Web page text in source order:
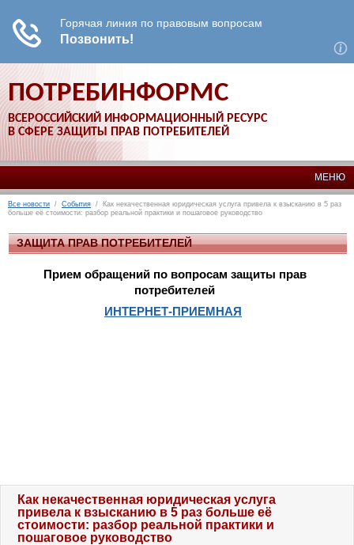
ПОТРЕБИНФОРМС
ВСЕРОССИЙСКИЙ ИНФОРМАЦИОННЫЙ РЕСУРС
В СФЕРЕ ЗАЩИТЫ ПРАВ ПОТРЕБИТЕЛЕЙ
МЕНЮ
Все новости / События / Как некачественная юридическая услуга привела к взысканию в 5 раз
больше её стоимости: разбор реальной практики и пошаговое руководство
ЗАЩИТА ПРАВ ПОТРЕБИТЕЛЕЙ
Прием обращений по вопросам защиты прав
потребителей
ИНТЕРНЕТ-ПРИЕМНАЯ
Как некачественная юридическая услуга
привела к взысканию в 5 раз больше её
стоимости: разбор реальной практики и
пошаговое руководство